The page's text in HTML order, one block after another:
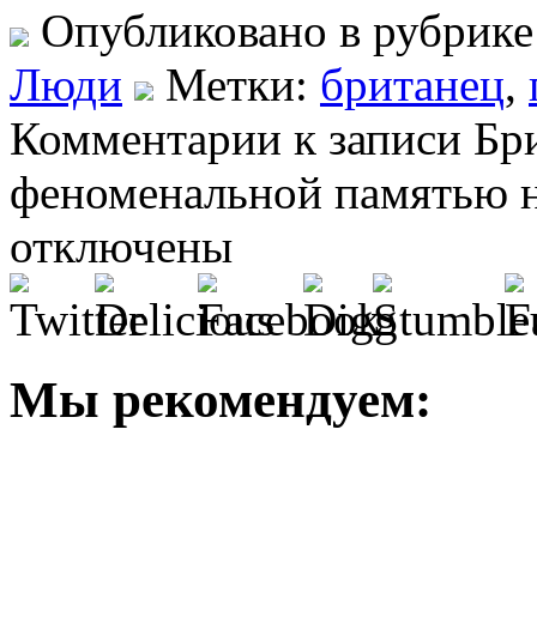
Опубликовано в
Люди
Метки: британец,
Комментарии к записи
феноменальной памятью
отключены
Мы рекомендуем: